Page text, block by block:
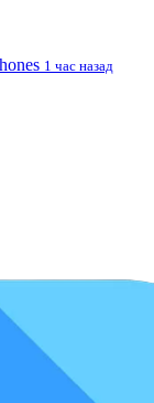
1 час назад